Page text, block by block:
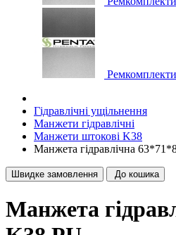
Гідравлічні ущільнення
Манжети гідравлічні
Манжети штокові K38
Манжета гідравлічна
Швидке замовлення До кошика
Манжета